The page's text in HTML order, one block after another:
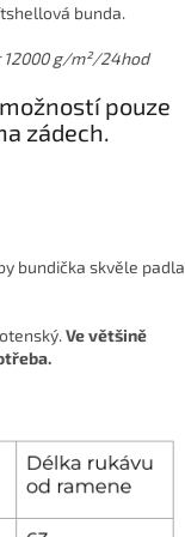
bunda.
12000 g/m²/24hod
pouze
zádech.
bundička skvěle padla
Ve většině